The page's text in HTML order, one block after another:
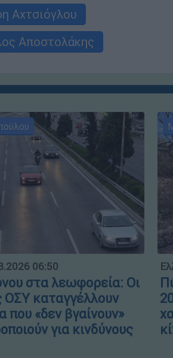
Αχτσιόγλου
Αποστολάκης
06:50
στα λεωφορεία: Οι
ΟΣΥ καταγγέλλουν
που «δεν βγαίνουν»
για κινδύνους